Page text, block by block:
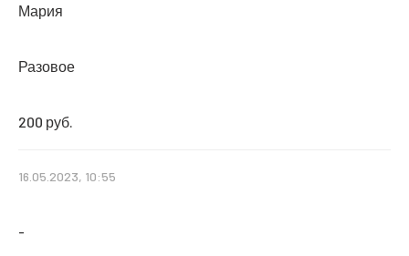
Мария
Разовое
200 руб.
16.05.2023, 10:55
-